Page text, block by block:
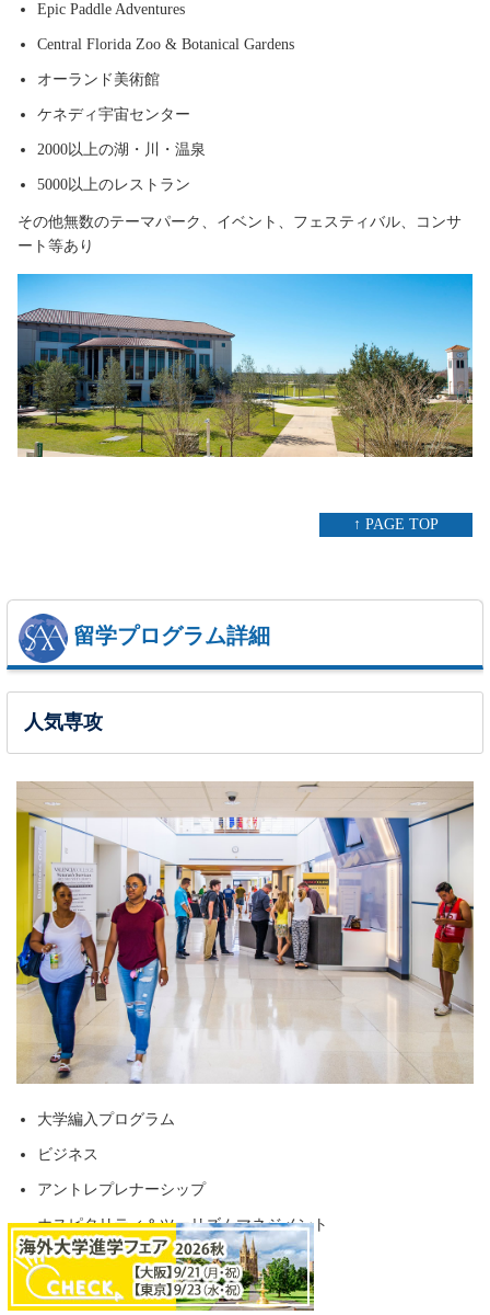
Epic Paddle Adventures
Central Florida Zoo & Botanical Gardens
オーランド美術館
ケネディ宇宙センター
2000以上の湖・川・温泉
5000以上のレストラン
その他無数のテーマパーク、イベント、フェスティバル、コンサ
ート等あり
↑ PAGE TOP
留学プログラム詳細
人気専攻
大学編入プログラム
ビジネス
アントレプレナーシップ
ホスピタリティ＆ツーリズムマネジメント
料理・レストランマネジメント
コンピュータグラフィックス